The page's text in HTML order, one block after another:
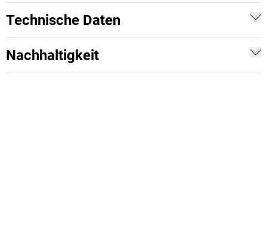
Technische Daten
Nachhaltigkeit